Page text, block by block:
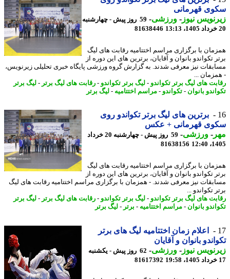
قهرمانی
نیوز-ورزشی-
59 روز پیش - چهارشنبه
81638446
با برگزاری مراسم اختتامیه رقابت های لیگ
تکواندو بانوان و آقایان، برترین های این دوره از
نیز معرفی شدند. به گزارش گروه ورزشی پایگاه خبری تحلیلی زیرنویس،
...
های لیگ برتر تکواندو-لیگ برتر تکواندو-رقابت های لیگ برتر - لیگ برتر
بانوان- تکواندو-مراسم اختتامیه-لیگ برتر
برترین های لیگ برتر تکواندو روی
قهرمانی + عکس
-ورزشی-
59 روز پیش - چهارشنبه 20 خرداد
81638156
با برگزاری مراسم اختتامیه رقابت های لیگ
تکواندو بانوان و آقایان، برترین های این دوره از
نیز معرفی شدند. - همزمان با برگزاری مراسم اختتامیه رقابت های لیگ
تکواندو ...
های لیگ برتر تکواندو-لیگ برتر تکواندو-رقابت های لیگ برتر - لیگ برتر
بانوان- مراسم اختتامیه-برتر - لیگ برتر
اعلام زمان اختتامیه لیگ های برتر
بانوان و آقایان
نیوز-ورزشی-
62 روز پیش - یکشنبه
81617392